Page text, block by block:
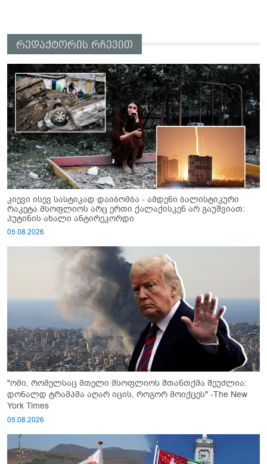
რედაქტორის რჩევით
კიევი ისევ სასტიკად დაიბომბა - ამდენი ბალისტიკური
რაკეტა მსოფლიოს არც ერთი ქალაქისკენ არ გაუშვიათ:
პუტინის ახალი ანტირეკორდი
05.08.2026
"ომი, რომელსაც მთელი მსოფლიოს შთანთქმა შეუძლია:
დონალდ ტრამპმა აღარ იცის, როგორ მოიქცეს" -The New
York Times
05.08.2026